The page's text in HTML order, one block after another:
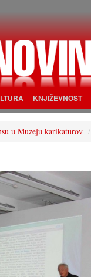
KNJIŽEVNOST
u Muzeju karikaturov